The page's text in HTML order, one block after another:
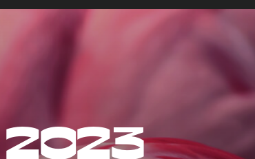
2023